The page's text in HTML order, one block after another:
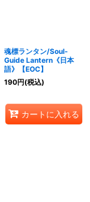
魂標ランタン/Soul-
Guide Lantern《日本
語》【EOC】
190円(税込)
カートに入れる